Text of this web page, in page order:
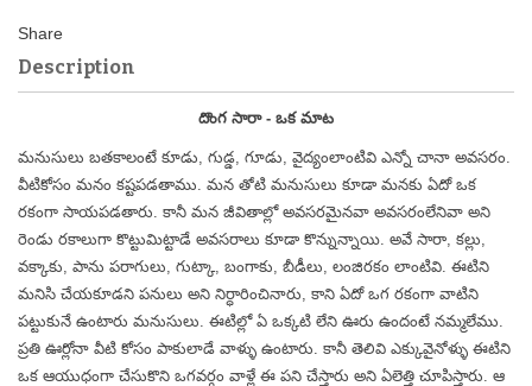
Description
దొంగ సారా - ఒక మాట
మనుసులు బతకాలంటే కూడు, గుడ్డ, గూడు, వైద్యంలాంటివి ఎన్నో చానా అవసరం.
వీటికోసం మనం కష్టపడతాము. మన తోటి మనుసులు కూడా మనకు ఏదో ఒక
రకంగా సాయపడతారు. కానీ మన జీవితాల్లో అవసరమైనవా అవసరంలేనివా అని
రెండు రకాలుగా కొట్టుమిట్టాడే అవసరాలు కూడా కొన్నున్నాయి. అవే సారా, కల్లు,
వక్కాకు, పాను పరాగులు, గుట్కా, బంగాకు, బీడీలు, లంజిరకం లాంటివి. ఈటిని
మనిసి చేయకూడని పనులు అని నిర్ధారించినారు, కాని ఏదో ఒగ రకంగా వాటిని
పట్టుకునే ఉంటారు మనుసులు. ఈటిల్లో ఏ ఒక్కటి లేని ఊరు ఉందంటే నమ్మలేము.
ప్రతి ఊర్లోనా వీటి కోసం పాకులాడే వాళ్ళు ఉంటారు. కానీ తెలివి ఎక్కువైనోళ్ళు ఈటిని
ఒక ఆయుధంగా చేసుకొని ఒగవర్గం వాళ్లే ఈ పని చేస్తారు అని ఏలెత్తి చూపిస్తారు. ఆ